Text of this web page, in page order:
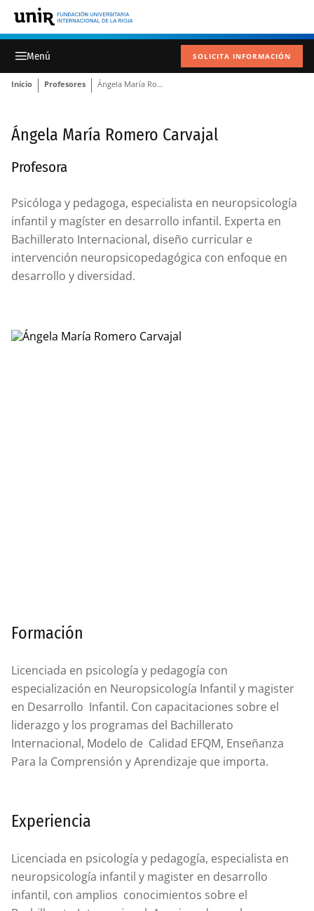
SOLICITA INFORMACIÓN
Inicio Profesores Ángela María Romero Carvajal
Ángela María Romero Carvajal
Profesora
Psicóloga y pedagoga, especialista en neuropsicología
infantil y magíster en desarrollo infantil. Experta en
Bachillerato Internacional, diseño curricular e
intervención neuropsicopedagógica con enfoque en
desarrollo y diversidad.
Formación
Licenciada en psicología y pedagogía con
especialización en Neuropsicología Infantil y magister
en Desarrollo Infantil. Con capacitaciones sobre el
liderazgo y los programas del Bachillerato
Internacional, Modelo de Calidad EFQM, Enseñanza
Para la Comprensión y Aprendizaje que importa.
Experiencia
Licenciada en psicología y pedagogía, especialista en
neuropsicología infantil y magister en desarrollo
infantil, con amplios conocimientos sobre el